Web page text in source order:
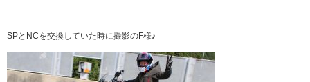
SPとNCを交換していた時に撮影のF様♪